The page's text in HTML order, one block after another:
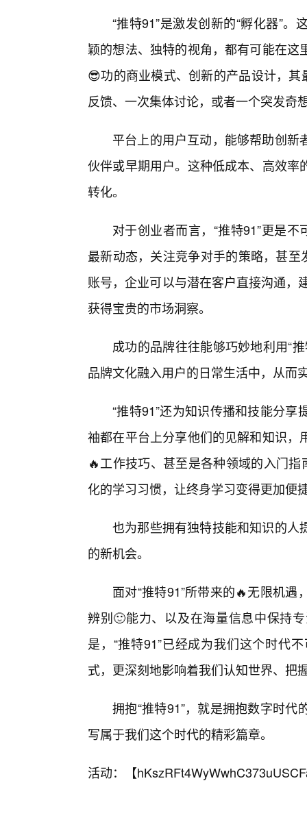
“推特91”是激发创新的“孵化器”
颖的想法、独特的视角，都有可能在
😎功的商业模式、创新的产品设计，其
反馈、一次集体讨论，或者一个突发奇
平台上的用户互动，能够帮助创
伙伴或早期用户。这种低成本、高效
转化。
对于创业者而言，“推特91”更是
最新动态，关注竞争对手的策略，甚至
账号，企业可以与潜在客户直接沟通，
获得宝贵的市场洞察。
成功的品牌往往能够巧妙地利用“
品牌文化融入用户的日常生活中，从而
“推特91”还为知识传播和技能分
袖都在平台上分享他们的见解和知识
🔥工作技巧、甚至是各种领域的入门
化的学习习惯，让终身学习变得更加便
也为那些拥有独特技能和知识的人
的新机会。
面对“推特91”所带来的🔥无限机
辨别🙂能力、以及在海量信息中保持
是，“推特91”已经成为我们这个时代
式，更深刻地影响着我们认知世界、把
拥抱“推特91”，就是拥抱数字时
写属于我们这个时代的精彩篇章。
活动：【